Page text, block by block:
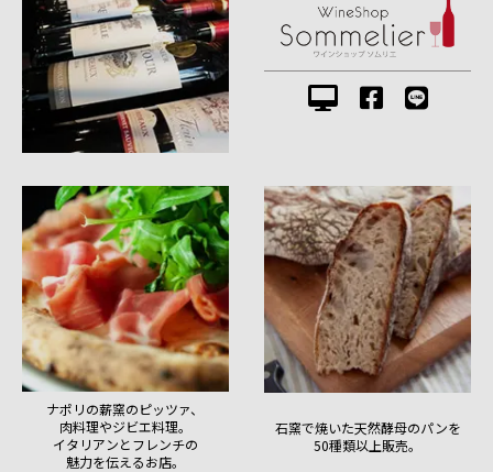
ナポリの薪窯のピッツァ、
肉料理やジビエ料理。
イタリアンとフレンチの
魅力を伝えるお店。
石窯で焼いた天然酵母のパンを
50種類以上販売。